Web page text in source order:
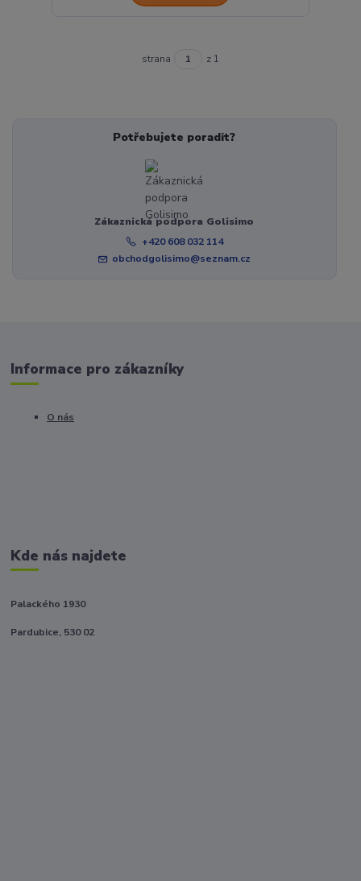
strana z 1
Potřebujete poradit?
Zákaznická podpora Golisimo
+420 608 032 114
obchodgolisimo@seznam.cz
Informace pro zákazníky
O nás
Kde nás najdete
Palackého 1930
Pardubice, 530 02